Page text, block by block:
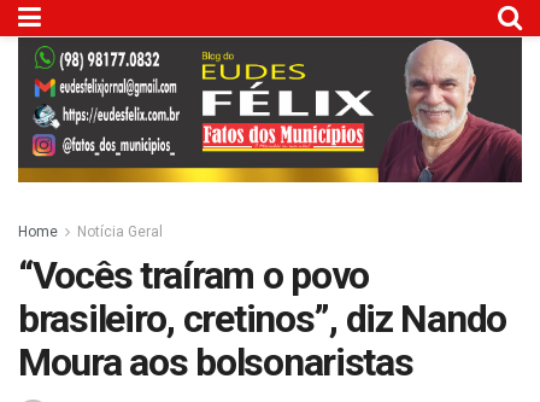
Home Notícia Geral
“Vocês traíram o povo
brasileiro, cretinos”, diz Nando
Moura aos bolsonaristas